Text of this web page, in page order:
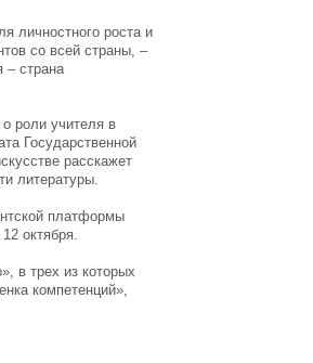
личностного роста и
со всей страны, –
– страна
роли учителя в
Государственной
расскажет
литературы.
платформы
октября.
в трех из которых
компетенций»,